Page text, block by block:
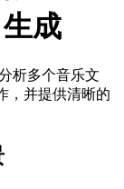
成
析多个音乐文
，并提供清晰的